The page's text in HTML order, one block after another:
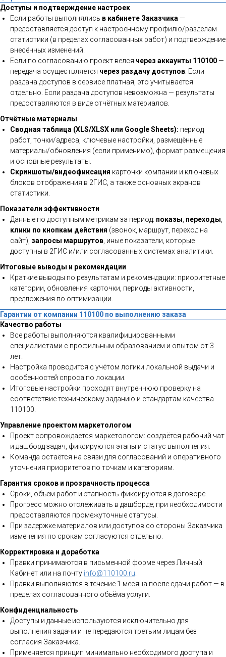
Доступы и подтверждение настроек
Если работы выполнялись в кабинете Заказчика —
предоставляется доступ к настроенному профилю/разделам
статистики (в пределах согласованных работ) и подтверждение
внесённых изменений.
Если по согласованию проект велся через аккаунты 110100—
передача осуществляется через раздачу доступов . Если
раздача доступов в сервисе платная, это учитывается
отдельно. Если раздача доступов невозможна — результаты
предоставляются в виде отчётных материалов.
Отчётные материалы
Сводная таблица (XLS/XLSX или Google Sheets): период
работ, точки/адреса, ключевые настройки, размещённые
материалы/обновления (если применимо), формат размещения
и основные результаты.
Скриншоты/видеофиксация карточки компании и ключевых
блоков отображения в 2ГИС, а также основных экранов
статистики.
Показатели эффективности
Данные по доступным метрикам за период: показы переходы
клики по кнопкам действия (звонок, маршрут, переход на
сайт), запросы маршрутов , иные показатели, которые
доступны в 2ГИС и/или согласованных системах аналитики.
Итоговые выводы и рекомендации
Краткие выводы по результатам и рекомендации: приоритетные
категории, обновления карточки, периоды активности,
предложения по оптимизации.
Гарантии от компании 110100 по выполнению заказа
Качество работы
Все работы выполняются квалифицированными
специалистами с профильным образованием и опытом от 3
лет.
Настройка проводится с учётом логики локальной выдачи и
особенностей спроса по локации.
Итоговые настройки проходят внутреннюю проверку на
соответствие техническому заданию и стандартам качества
110100.
Управление проектом маркетологом
Проект сопровождается маркетологом: создаётся рабочий чат
и дашборд задач, фиксируются этапы и статус выполнения.
Команда остаётся на связи для согласований и оперативного
уточнения приоритетов по точкам и категориям.
Гарантия сроков и прозрачность процесса
Сроки, объём работ и этапность фиксируются в договоре.
Прогресс можно отслеживать в дашборде; при необходимости
предоставляются промежуточные статусы.
При задержке материалов или доступов со стороны Заказчика
изменения по срокам согласуются отдельно.
Корректировка и доработка
Правки принимаются в письменной форме через Личный
Кабинет или на почту info@110100.ru
Правки выполняются в течение 1 месяца после сдачи работ — в
пределах согласованного объёма услуги.
Конфиденциальность
Доступы и данные используются исключительно для
выполнения задачи и не передаются третьим лицам без
согласия Заказчика.
Применяется принцип минимально необходимого доступа и